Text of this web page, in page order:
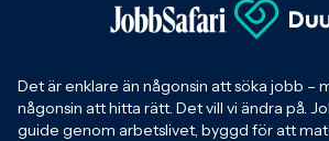
Det är enklare än någonsin att söka jobb –
någonsin att hitta rätt. Det vill vi ändra på.
guide genom arbetslivet, byggd för att